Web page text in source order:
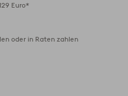
Euro*
oder in Raten zahlen